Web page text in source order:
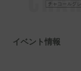
イベント情報